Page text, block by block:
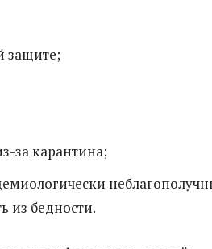
защите;
за карантина;
из бедности.